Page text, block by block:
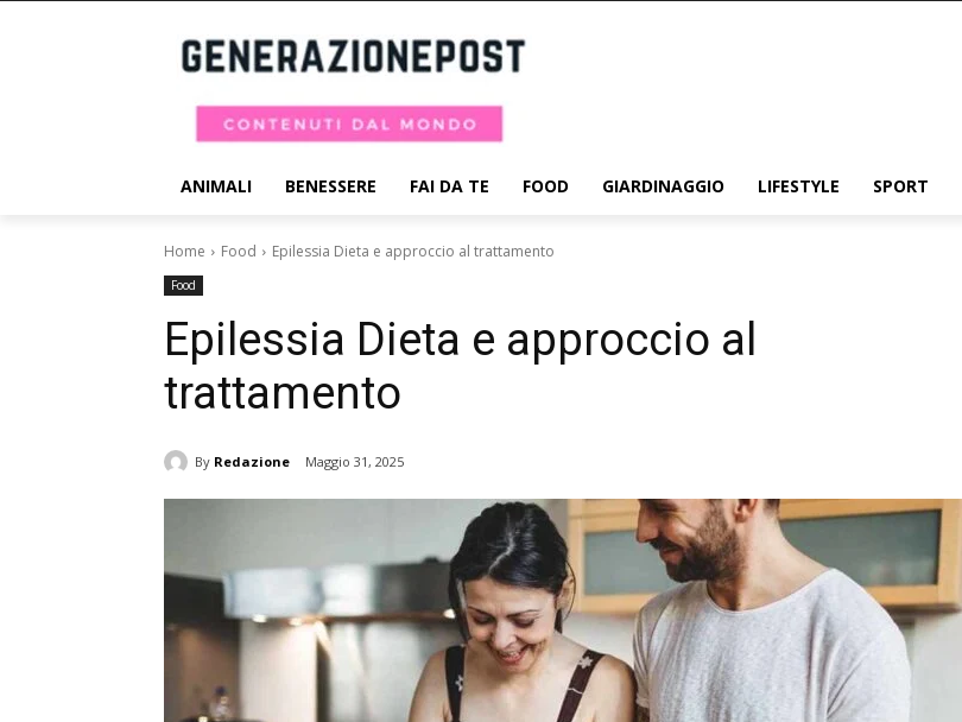
ANIMALI BENESSERE FAI DA TE FOOD GIARDINAGGIO LIFESTYLE SPORT
Home Food Epilessia Dieta e approccio al trattamento
Food
Epilessia Dieta e approccio al
trattamento
By Redazione Maggio 31, 2025